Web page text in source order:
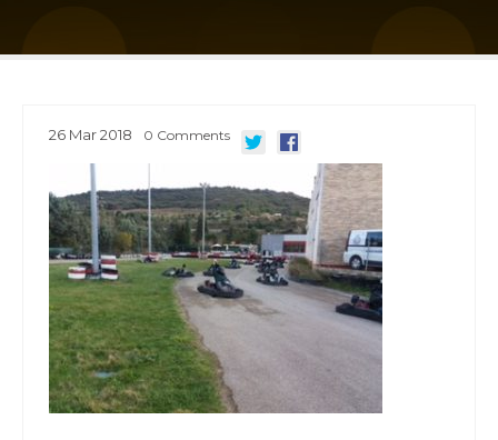
26 Mar2018 0 Comments